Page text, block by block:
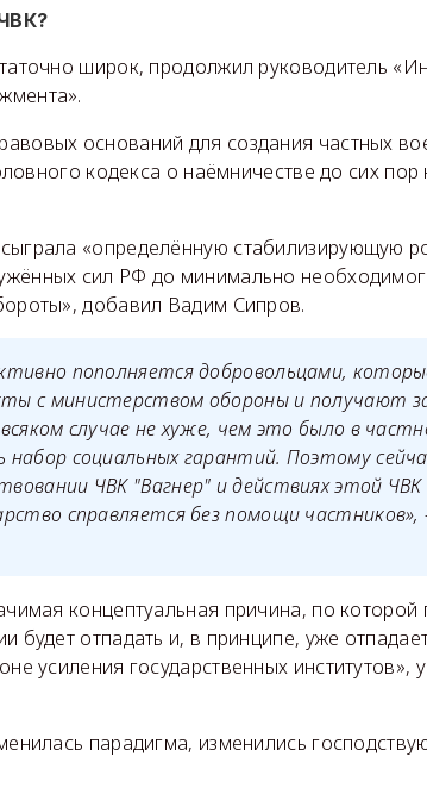
широк, продолжил руководитель
оснований для создания частных
кодекса о наёмничестве до сих
«определённую стабилизирующую
сил РФ до минимально
добавил Вадим Сипров.
пополняется добровольцами,
с министерством обороны и получают
случае не хуже, чем это было в
социальных гарантий. Поэтому
ЧВК "Вагнер" и действиях этой
справляется без помощи
концептуальная причина, по которой
будет отпадать и, в принципе, уже
усиления государственных институтов»,
парадигма, изменились